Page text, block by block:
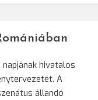
hivatalos
A
állandó